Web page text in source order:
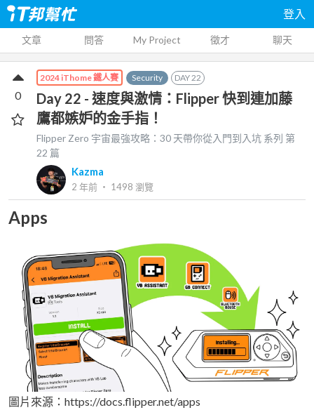
登入
文章 問答 My Project 徵才 聊天
2024 iThome 鐵人賽 Security DAY22
Day 22 - 速度與激情：Flipper 快到連加藤
鷹都嫉妒的金手指！
Flipper Zero 宇宙最強攻略：30 天帶你從入門到入坑 系列 第
22 篇
Kazma
2 年前 ‧ 1498 瀏覽
0
Apps
圖片來源：https://docs.flipper.net/apps